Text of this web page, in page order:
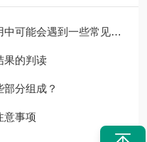
能会遇到一些常见问题
果的判读
分组成？
意事项